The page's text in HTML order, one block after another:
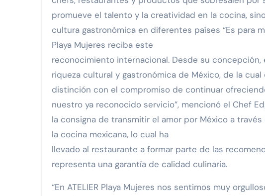
promueve el talento y la creatividad en la cocina,
cultura gastronómica en diferentes países “Es para
Playa Mujeres reciba este
reconocimiento internacional. Desde su
riqueza cultural y gastronómica de México, de la
distinción con el compromiso de continuar
nuestro ya reconocido servicio”, mencionó el Chef
la consigna de transmitir el amor por México a
la cocina mexicana, lo cual ha
llevado al restaurante a formar parte de las
representa una garantía de calidad culinaria.
“En ATELIER Playa Mujeres nos sentimos muy